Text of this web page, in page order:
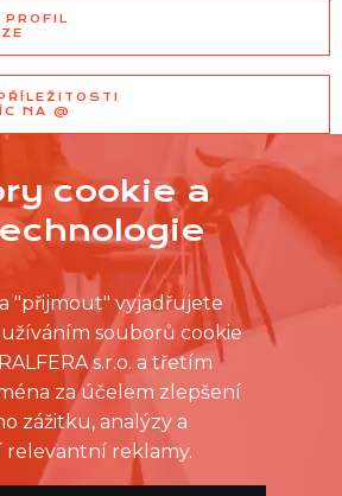
PROFIL
NA @
cookie a
"přijmout" vyjadřujete
souborů cookie
s.r.o. a třetím
za účelem zlepšení
zážitku, analýzy a
relevantní reklamy.